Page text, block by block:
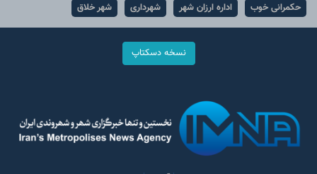
حکمرانی خوب
اداره ارزان شهر شهرداری شهر خلاق
نسخه دسکتاپ